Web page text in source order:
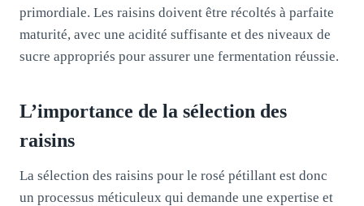
primordiale. Les raisins doivent être récoltés à parfaite
maturité, avec une acidité suffisante et des niveaux de
sucre appropriés pour assurer une fermentation réussie.
L’importance de la sélection des
raisins
La sélection des raisins pour le rosé pétillant est donc
un processus méticuleux qui demande une expertise et